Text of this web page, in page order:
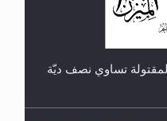
تساوي نصف ديّة